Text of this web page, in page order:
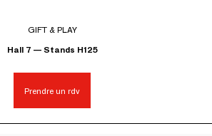
GIFT & PLAY
Hall 7 — Stands H125
Prendre un rdv